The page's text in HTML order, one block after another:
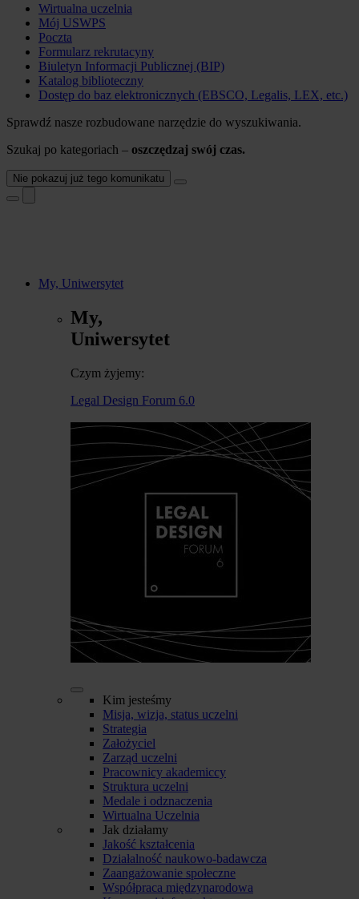
Wirtualna uczelnia
Mój USWPS
Poczta
Formularz rekrutacyny
Biuletyn Informacji Publicznej (BIP)
Katalog biblioteczny
Dostęp do baz elektronicznych (EBSCO, Legalis, LEX, etc.)
Sprawdź nasze rozbudowane narzędzie do wyszukiwania.
Szukaj po kategoriach – oszczędzaj swój czas.
Nie pokazuj już tego komunikatu
My, Uniwersytet
My,
Uniwersytet
Czym żyjemy:
Legal Design Forum 6.0
Kim jesteśmy
Misja, wizja, status uczelni
Strategia
Założyciel
Zarząd uczelni
Pracownicy akademiccy
Struktura uczelni
Medale i odznaczenia
Wirtualna Uczelnia
Jak działamy
Jakość kształcenia
Działalność naukowo-badawcza
Zaangażowanie społeczne
Współpraca międzynarodowa